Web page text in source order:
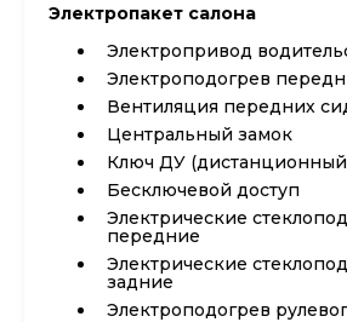
Электропакет салона
Электропривод
Электроподогрев
Вентиляция передних
Центральный замок
Ключ ДУ
Бесключевой доступ
Электрические
передние
Электрические
задние
Электроподогрев